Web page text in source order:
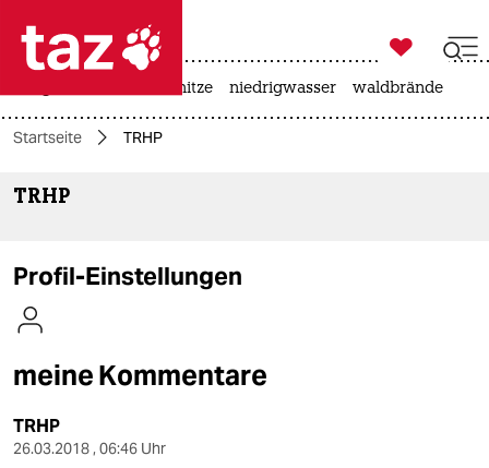

themen
kultur
sport

taz zahl ich
hitze niedrigwasser waldbrände
Startseite TRHP
TRHP
Profil-Einstellungen
meine Kommentare
TRHP
26.03.2018 , 06:46 Uhr